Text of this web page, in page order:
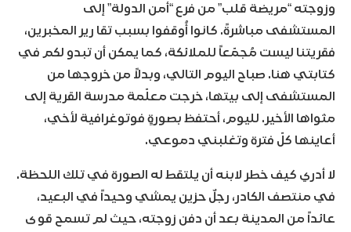
وزوجته “مريضة قلب” من فرع “أمن الدولة” إلى
المستشفى مباشرةً. كانوا أُوقفوا بسبب تقا رير المخبرين،
فقريتنا ليست مُجمّعاً للملائكة، كما يمكن أن تبدو لكم في
كتابتي هنا. صباح اليوم التالي، وبدلاً من خروجها من
المستشفى إلى بيتها، خرجت معلّمة مدرسة القرية إلى
مثواها الأخير. لليوم، أحتفظ بصورةٍ فوتوغرافية لأخي،
أعاينها كلّ فترة وتغلبني دموعي.
لا أدري كيف خطر لابنه أن يلتقط له الصورة في تلك اللحظة.
في منتصف الكادر، رجلٌ حزين يمشي وحيداً في البعيد،
عائداً من المدينة بعد أن دفن زوجته، حيث لم تسمح قوى